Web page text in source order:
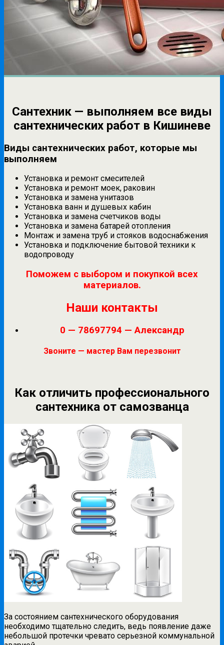
Сантехник — выполняем все виды
сантехнических работ в Кишиневе
Виды сантехнических работ, которые мы
выполняем
Установка и ремонт смесителей
Установка и ремонт моек, раковин
Установка и замена унитазов
Установка ванн и душевых кабин
Установка и замена счетчиков воды
Установка и замена батарей отопления
Монтаж и замена труб и стояков водоснабжения
Установка и подключение бытовой техники к
водопроводу
Поможем с выбором и покупкой всех
материалов.
Наши контакты
0 — 78697794 — Александр
Звоните — мастер Вам перезвонит
Как отличить профессионального
сантехника от самозванца
За состоянием сантехнического оборудования
необходимо тщательно следить, ведь появление даже
небольшой протечки чревато серьезной коммунальной